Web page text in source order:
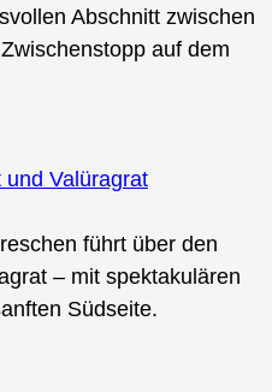
Abschnitt zwischen
auf dem
Valüragrat
führt über den
– mit spektakulären
Südseite.